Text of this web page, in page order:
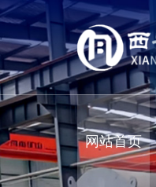
网站首页